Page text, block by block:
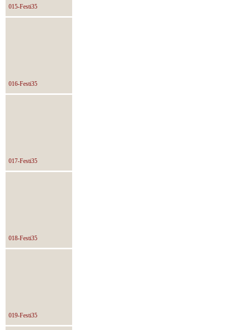
015-Festi35
016-Festi35
017-Festi35
018-Festi35
019-Festi35